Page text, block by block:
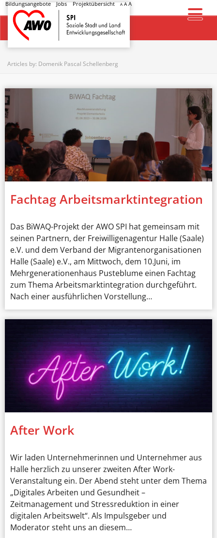
Bildungsangebote Jobs Projektübersicht A AA
Startseite
Articles by: Domenik Pascal Schellenberg
Fachtag Arbeitsmarktintegration
Das BiWAQ-Projekt der AWO SPI hat gemeinsam mit
seinen Partnern, der Freiwilligenagentur Halle (Saale)
e.V. und dem Verband der Migrantenorganisationen
Halle (Saale) e.V., am Mittwoch, dem 10.Juni, im
Mehrgenerationenhaus Pusteblume einen Fachtag
zum Thema Arbeitsmarktintegration durchgeführt.
Nach einer ausführlichen Vorstellung…
After Work
Wir laden Unternehmerinnen und Unternehmer aus
Halle herzlich zu unserer zweiten After Work-
Veranstaltung ein. Der Abend steht unter dem Thema
„Digitales Arbeiten und Gesundheit –
Zeitmanagement und Stressreduktion in einer
digitalen Arbeitswelt“. Als Impulsgeber und
Moderator steht uns an diesem…